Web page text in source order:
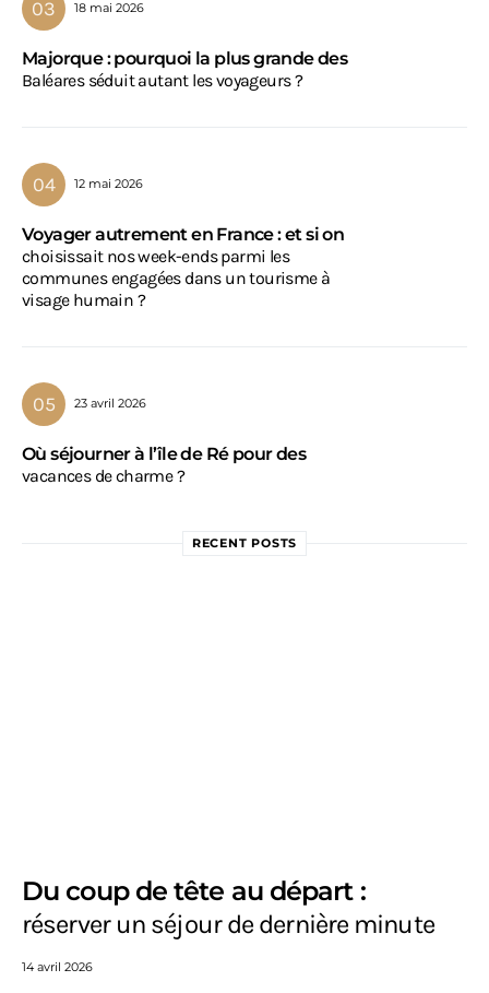
18 mai 2026
Majorque : pourquoi la plus grande des
Baléares séduit autant les voyageurs ?
12 mai 2026
Voyager autrement en France : et si on
choisissait nos week-ends parmi les
communes engagées dans un tourisme à
visage humain ?
23 avril 2026
Où séjourner à l’île de Ré pour des
vacances de charme ?
RECENT POSTS
Du coup de tête au départ :
réserver un séjour de dernière minute
14 avril 2026